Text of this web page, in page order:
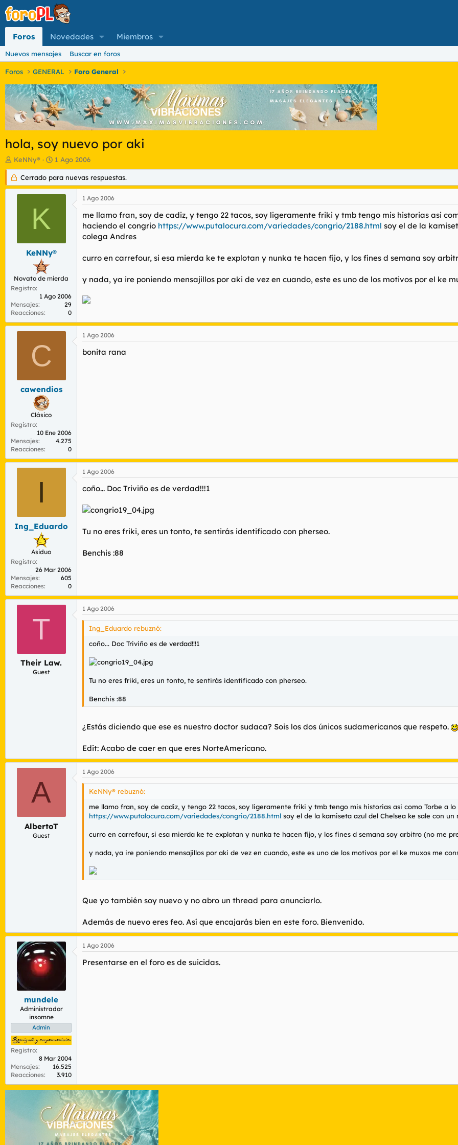
Foros Novedades Miembros
Nuevos mensajes Buscar en foros
Foros GENERAL Foro General
hola, soy nuevo por aki
I
n
i
c
d
e
m
KeNNy®
F
e
c
h
a
i
c
1 Ago 2006
Cerrado para nuevas respuestas.
K
KeNNy®
Novato de mierda
Registro
1 Ago 2006
Mensajes
29
Reacciones
0
1 Ago 2006
me llamo fran, soy de cadiz, y tengo 22 tacos, soy ligeramente friki y tmb tengo mis historias asi
haciendo el congrio https://www.putalocura.com/variedades/congrio/2188.html soy el de la
colega Andres
curro en carrefour, si esa mierda ke te explotan y nunka te hacen fijo, y los fines d semana soy
y nada, ya ire poniendo mensajillos por aki de vez en cuando, este es uno de los motivos por el ke
C
cawendios
Clásico
Registro
10 Ene 2006
Mensajes
4.275
Reacciones
0
1 Ago 2006
bonita rana
I
Ing_Eduardo
Asiduo
Registro
26 Mar 2006
Mensajes
605
Reacciones
0
1 Ago 2006
coño... Doc Triviño es de verdad!!!1
Tu no eres friki, eres un tonto, te sentirás identificado con pherseo.
Benchis :88
T
Their Law.
Guest
1 Ago 2006
Ing_Eduardo rebuznó:
coño... Doc Triviño es de verdad!!!1
Tu no eres friki, eres un tonto, te sentirás identificado con pherseo.
Benchis :88
¿Estás diciendo que ese es nuestro doctor sudaca? Sois los dos únicos sudamericanos que respeto.
Edit: Acabo de caer en que eres NorteAmericano.
A
AlbertoT
Guest
1 Ago 2006
KeNNy® rebuznó:
me llamo fran, soy de cadiz, y tengo 22 tacos, soy ligeramente friki y tmb tengo mis historias asi como Torbe a
https://www.putalocura.com/variedades/congrio/2188.html soy el de la kamiseta azul del Chelsea ke sale con
curro en carrefour, si esa mierda ke te explotan y nunka te hacen fijo, y los fines d semana soy arbitro (no me
y nada, ya ire poniendo mensajillos por aki de vez en cuando, este es uno de los motivos por el ke muxos me
Que yo también soy nuevo y no abro un thread para anunciarlo.
Además de nuevo eres feo. Así que encajarás bien en este foro. Bienvenido.
mundele
Administrador
insomne
Admin
Registro
8 Mar 2004
Mensajes
16.525
Reacciones
3.910
1 Ago 2006
Presentarse en el foro es de suicidas.